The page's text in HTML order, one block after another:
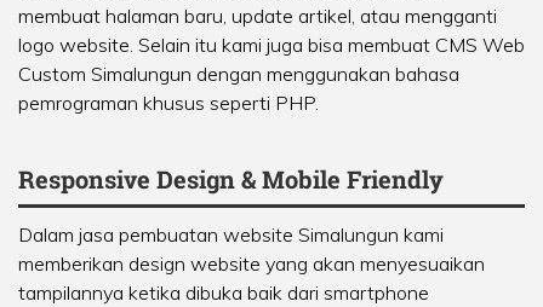
membuat halaman baru, update artikel, atau mengganti
logo website. Selain itu kami juga bisa membuat CMS Web
Custom Simalungun dengan menggunakan bahasa
pemrograman khusus seperti PHP.
Responsive Design & Mobile Friendly
Dalam jasa pembuatan website Simalungun kami
memberikan design website yang akan menyesuaikan
tampilannya ketika dibuka baik dari smartphone